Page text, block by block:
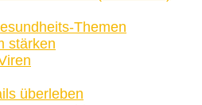
Themen
stärken
überleben